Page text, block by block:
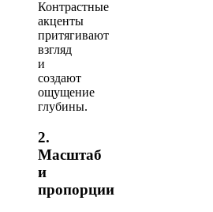
Контрастные
акценты
притягивают
взгляд
и
создают
ощущение
глубины.
2.
Масштаб
и
пропорции